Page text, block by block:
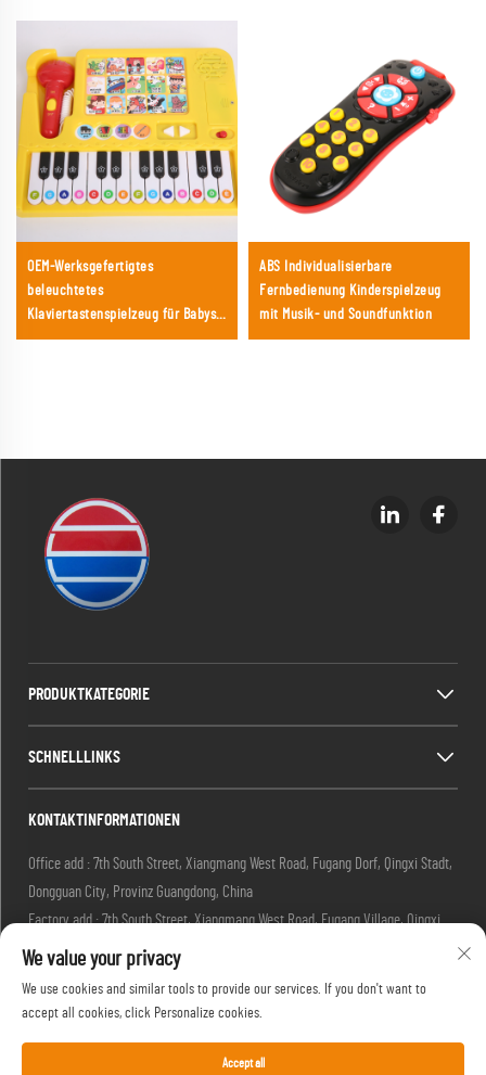
OEM-Werksgefertigtes
beleuchtetes
Klaviertastenspielzeug für Babys
und Kleinkinder mit leicht
ABS Individualisierbare
Fernbedienung Kinderspielzeug
mit Musik- und Soundfunktion
PRODUKTKATEGORIE
SCHNELLLINKS
KONTAKTINFORMATIONEN
Office add : 7th South Street, Xiangmang West Road, Fugang Dorf, Qingxi Stadt,
Dongguan City, Provinz Guangdong, China
Factory add : 7th South Street, Xiangmang West Road, Fugang Village, Qingxi
Town, Dongguan City, Guangdong Province, China.
+86-18576439082
We value your privacy
We use cookies and similar tools to provide our services. If you don't want to
accept all cookies, click Personalize cookies.
Accept all